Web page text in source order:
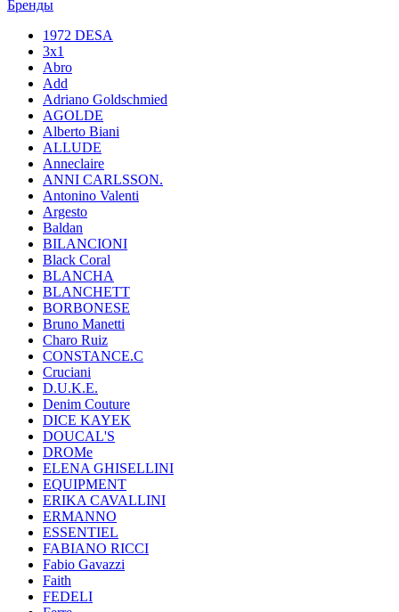
Бренды
1972 DESA
3x1
Abro
Add
Adriano Goldschmied
AGOLDE
Alberto Biani
ALLUDE
Anneclaire
ANNI CARLSSON.
Antonino Valenti
Argesto
Baldan
BILANCIONI
Black Coral
BLANCHA
BLANCHETT
BORBONESE
Bruno Manetti
Charo Ruiz
CONSTANCE.C
Cruciani
D.U.K.E.
Denim Couture
DICE KAYEK
DOUCAL'S
DROMe
ELENA GHISELLINI
EQUIPMENT
ERIKA CAVALLINI
ERMANNO
ESSENTIEL
FABIANO RICCI
Fabio Gavazzi
Faith
FEDELI